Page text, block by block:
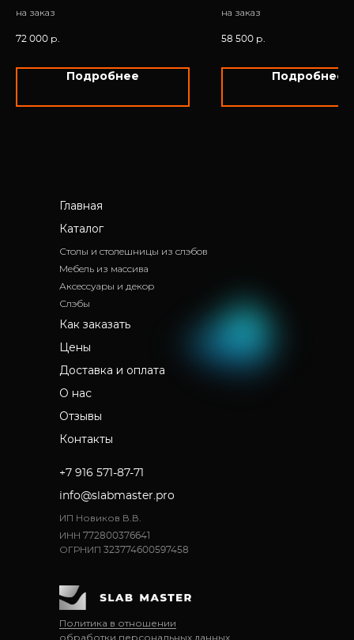
на заказ
72 000 р.
Подробнее
на заказ
58 500 р.
Подробнее
Главная
О нас
Отзывы
Каталог
Как заказать
Столы и столешницы из слэбов
Мебель из массива
Слэбы
Аксессуары и декор
Политика в отношении
обработки персональных данных
+7 916 571-87-71
info@slabmaster.pro
Контакты
Доставка и оплата
Цены
ИНН 772800376641
ОГРНИП 323774600597458
ИП Новиков В.В.